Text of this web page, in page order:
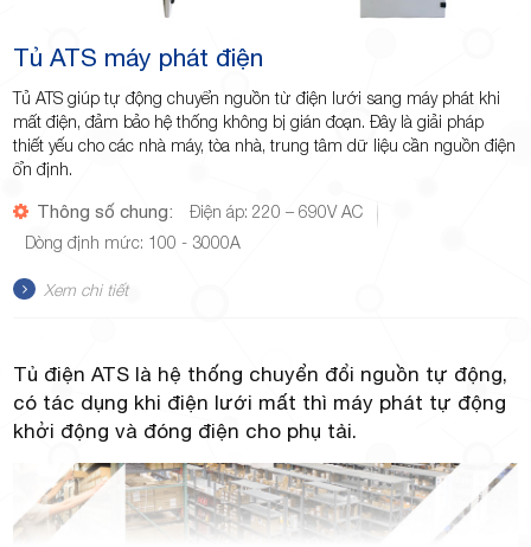
Tủ ATS máy phát điện
Tủ ATS giúp tự động chuyển nguồn từ điện lưới sang máy phát khi
mất điện, đảm bảo hệ thống không bị gián đoạn. Đây là giải pháp
thiết yếu cho các nhà máy, tòa nhà, trung tâm dữ liệu cần nguồn điện
ổn định.
Thông số chung:
Điện áp: 220 – 690V AC
Dòng định mức: 100 - 3000A
Xem chi tiết
Tủ điện ATS là hệ thống chuyển đổi nguồn tự động,
có tác dụng khi điện lưới mất thì máy phát tự động
khởi động và đóng điện cho phụ tải.